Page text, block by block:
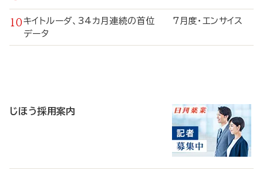
キイトルーダ、34カ月連続の首位 7月度・エンサイス
データ
じほう採用案内